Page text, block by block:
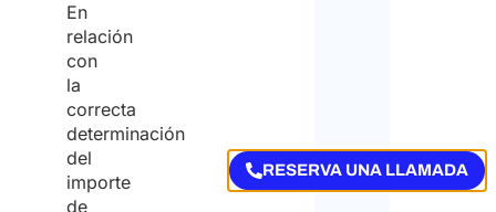
En
relación
con
la
correcta
determinación
del
importe
de
RESERVA UNA LLAMADA